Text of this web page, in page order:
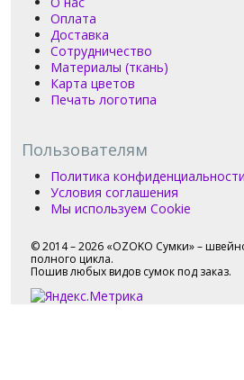
Оплата
Доставка
Сотрудничество
Материалы (ткань)
Карта цветов
Печать логотипа
Пользователям
Политика конфиденциальности
Условия соглашения
Мы используем Cookie
© 2014 – 2026 «OZOKO Сумки» –
полного цикла.
Пошив любых видов сумок под заказ.